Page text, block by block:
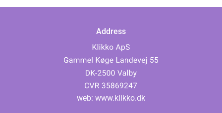
Address
web: www.klikko.dk